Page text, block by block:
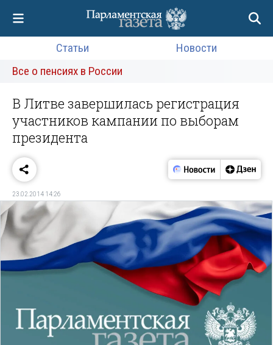
Статьи
Новости
Все о пенсиях в России
В Литве завершилась регистрация
участников кампании по выборам
президента
23.02.2014 14:26